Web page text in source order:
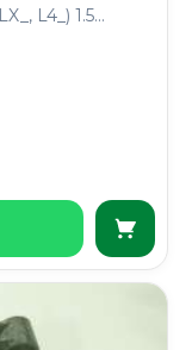
L4_) 1.5...